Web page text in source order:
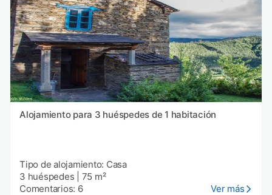
Alojamiento para 3 huéspedes de 1 habitación
Tipo de alojamiento: Casa
3 huéspedes
75 m²
Comentarios: 6
Ver más